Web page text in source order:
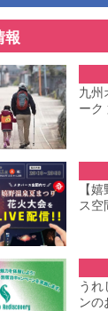
報
九州
ーク
【
ス空
うれ
ンの